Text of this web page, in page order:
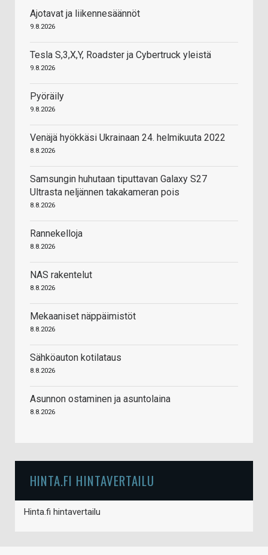
Ajotavat ja liikennesäännöt
9.8.2026
Tesla S,3,X,Y, Roadster ja Cybertruck yleistä
9.8.2026
Pyöräily
9.8.2026
Venäjä hyökkäsi Ukrainaan 24. helmikuuta 2022
8.8.2026
Samsungin huhutaan tiputtavan Galaxy S27
Ultrasta neljännen takakameran pois
8.8.2026
Rannekelloja
8.8.2026
NAS rakentelut
8.8.2026
Mekaaniset näppäimistöt
8.8.2026
Sähköauton kotilataus
8.8.2026
Asunnon ostaminen ja asuntolaina
8.8.2026
HINTA.FI HINTAVERTAILU
Hinta.fi hintavertailu